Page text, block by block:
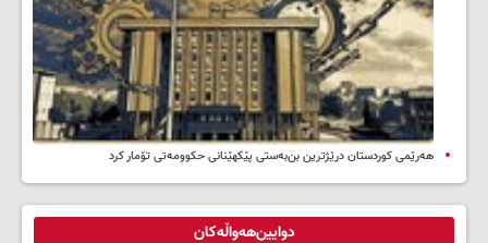
هەرێمی کوردستان درێژترین بن‌بەستی پێکهێنانی حکوومەتی تۆمار کرد
دوایین‌هەواڵەکان